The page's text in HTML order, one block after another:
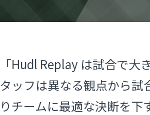
「Hudl Replay は試合で大
タッフは異なる観点から試
りチームに最適な決断を下